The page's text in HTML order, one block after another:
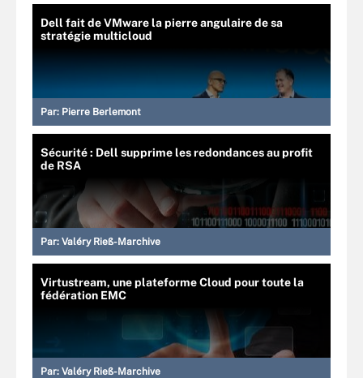
Dell fait de VMware la pierre angulaire de sa
stratégie multicloud
Par: Pierre Berlemont
Sécurité : Dell supprime les redondances au profit
de RSA
Par: Valéry Rieß-Marchive
Virtustream, une plateforme Cloud pour toute la
fédération EMC
Par: Valéry Rieß-Marchive